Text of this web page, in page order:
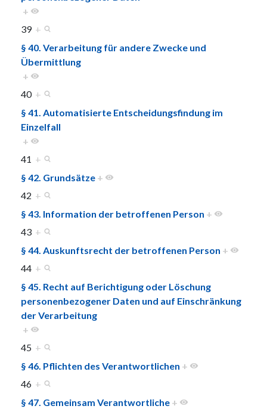
+
39 +
§ 40. Verarbeitung für andere Zwecke und
Übermittlung
+
40 +
§ 41. Automatisierte Entscheidungsfindung im
Einzelfall
+
41 +
§ 42. Grundsätze +
42 +
§ 43. Information der betroffenen Person +
43 +
§ 44. Auskunftsrecht der betroffenen Person +
44 +
§ 45. Recht auf Berichtigung oder Löschung
personenbezogener Daten und auf Einschränkung
der Verarbeitung
+
45 +
§ 46. Pflichten des Verantwortlichen +
46 +
§ 47. Gemeinsam Verantwortliche +